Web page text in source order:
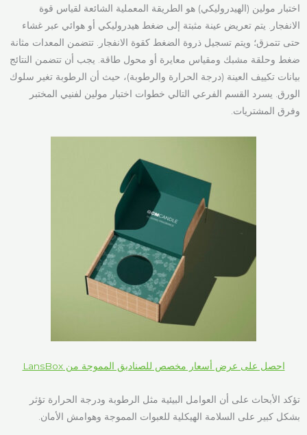
اختبار مولين (الهيدروليكي) هو الطريقة المعملية الشائعة لقياس قوة
الانفجار. يتم تعريض عينة مثبتة إلى ضغط هيدروليكي أو هوائي عبر غشاء
حتى تتمزق؛ ويتم تسجيل ذروة الضغط كقوة الانفجار. تتضمن المعدات مثانة
ضغط وحلقة مشبك ومقياس معايرة أو محول طاقة. يجب أن تتضمن النتائج
بيانات تكييف العينة (درجة الحرارة والرطوبة)، حيث أن الرطوبة تغير سلوك
الورق. يسرد القسم الفرعي التالي خطوات اختبار مولين لفنيي المختبر
وفرق المشتريات.
احصل على عرض أسعار مخصص للصناديق المموجة من LansBox
تؤكد الأبحاث على أن العوامل البيئية مثل الرطوبة ودرجة الحرارة تؤثر
بشكل كبير على السلامة الهيكلية للعبوات المموجة وهوامش الأمان.